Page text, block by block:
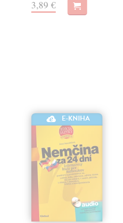
3,89 €
E-KNIHA